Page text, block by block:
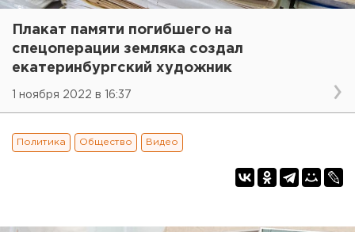
Плакат памяти погибшего на
спецоперации земляка создал
екатеринбургский художник
1 ноября 2022 в 16:37
Политика Общество Видео